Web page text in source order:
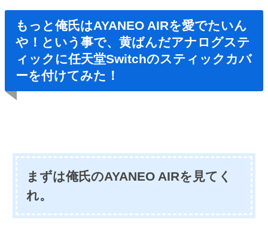
もっと俺氏はAYANEO AIRを愛でたいん
や！という事で、黄ばんだアナログステ
ィックに任天堂Switchのスティックカバ
ーを付けてみた！
まずは俺氏のAYANEO AIRを見てく
れ。